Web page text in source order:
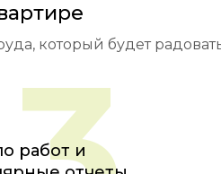
который будет
работ и